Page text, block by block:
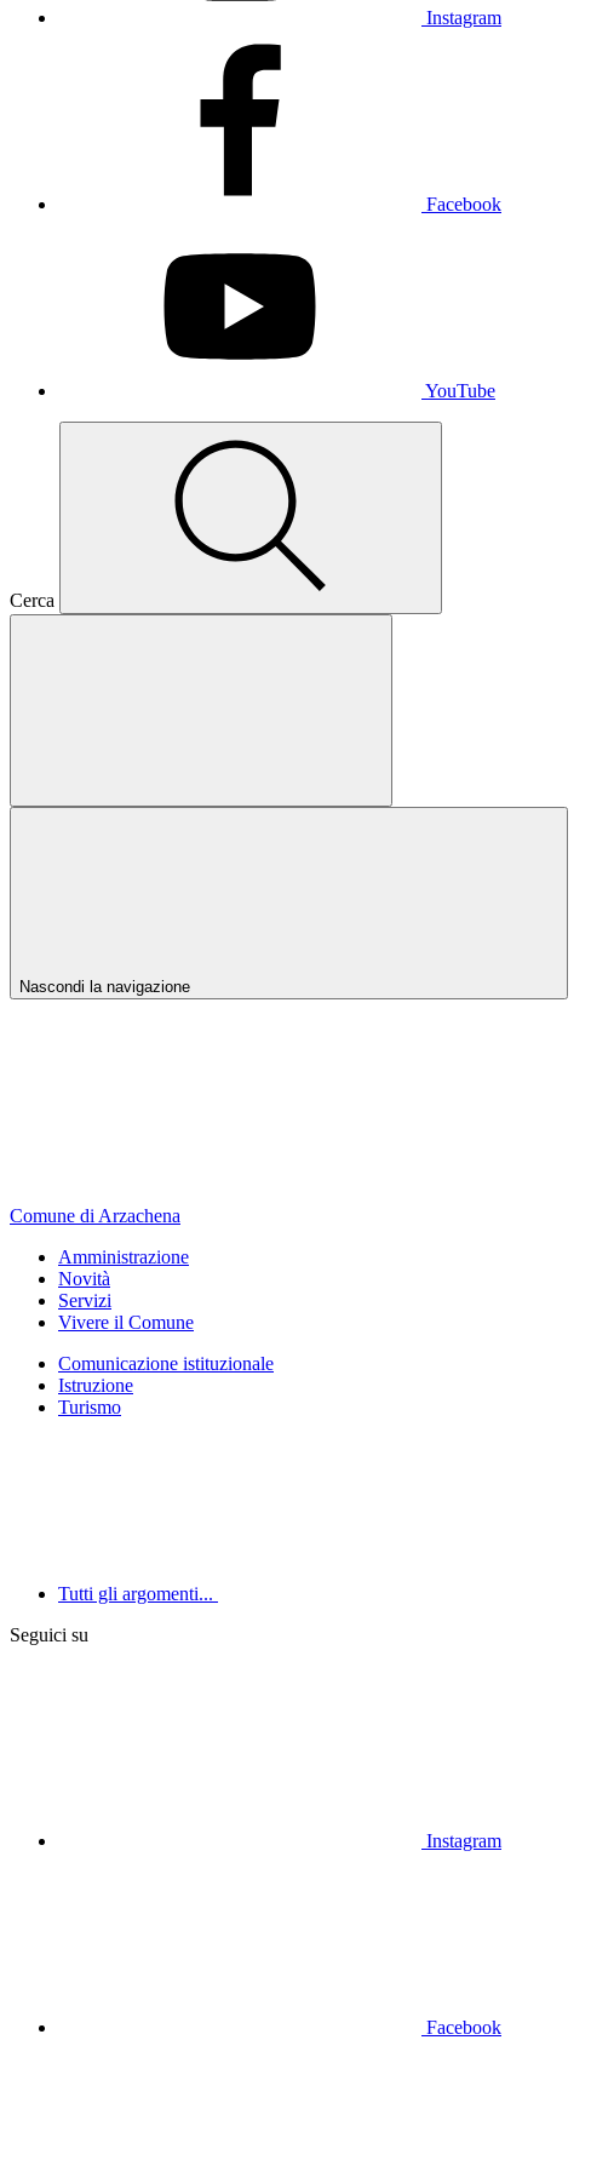
Instagram
Facebook
YouTube
Cerca
Nascondi la navigazione
Comune di Arzachena
Amministrazione
Novità
Servizi
Vivere il Comune
Comunicazione istituzionale
Istruzione
Turismo
Tutti gli argomenti...
Seguici su
Instagram
Facebook